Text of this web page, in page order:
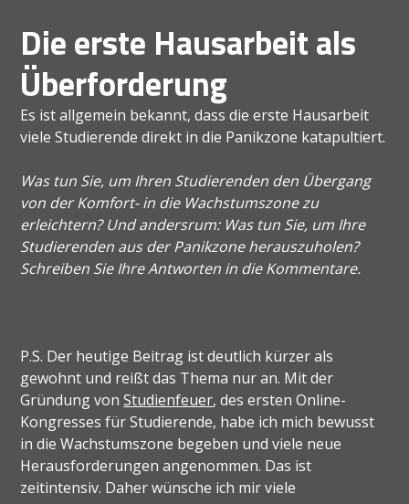
Die erste Hausarbeit als
Überforderung
Es ist allgemein bekannt, dass die erste Hausarbeit
viele Studierende direkt in die Panikzone katapultiert.
Was tun Sie, um Ihren Studierenden den Übergang
von der Komfort- in die Wachstumszone zu
erleichtern? Und andersrum: Was tun Sie, um Ihre
Studierenden aus der Panikzone herauszuholen?
Schreiben Sie Ihre Antworten in die Kommentare.
P.S. Der heutige Beitrag ist deutlich kürzer als
gewohnt und reißt das Thema nur an. Mit der
Gründung vonStudienfeuer, des ersten Online-
Kongresses für Studierende, habe ich mich bewusst
in die Wachstumszone begeben und viele neue
Herausforderungen angenommen. Das ist
zeitintensiv. Daher wünsche ich mir viele